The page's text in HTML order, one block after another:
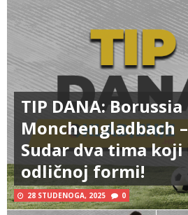
TIP DANA: Borussia
Monchengladbach
Sudar dva tima
odličnoj formi!
28 STUDENOGA, 2025 0